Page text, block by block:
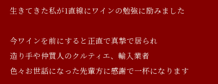
生きてきた私が1直線にワインの勉強に励みました
今ワインを前にすると正直で真摯で居られ
造り手や仲買人のクルティエ、輸入業者
色々お世話になった先輩方に感謝で一杯になります